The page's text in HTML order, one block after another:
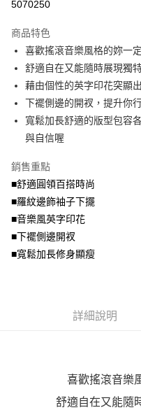
1.本服務由台灣大哥大提供，台
流程，驗證手機門號後，選擇欲
成交易。
3.實際核准額度、可分期數及費
4.訂單成立30分鐘內，如未前往
法說明評估內容。
【繳款方式說明】
1.分期款項不併入電信帳單，「
醒簡訊。
2.透過簡訊連結打開帳單後，可
【注意事項】
1.本服務係由「台灣大哥大股份
用戶於交易時，得透過本服務購
買賣價金債權讓與本公司後，依
資料（包含姓名、電話或地址）
由本公司與您本人進行分期帳單
【關於「AFTEE先享後付」】
AFTEE先享後付是「在收到商品
便利好安心！
１．簡單：不需註冊會員、不需
２．便利：只要手機號碼，簡訊
３．安心：先確認商品／服務後
【「AFTEE先享後付」結帳流程
１．於結帳方式選擇「AFTEE先
３．收到繳費通知簡訊後14天內
ATM／網路銀行／等多元方式進
※ 請注意：結帳手續完成當下不
購買商品的店家。未經商家同意
後付繳納相關費用。
※ 交易是否成功請以「AFTEE先
是否繳費成功／繳費後需取消欲
客戶支援中心」 https://
易，需依本服務之必要範圍內提
權轉讓予恩沛科技股份有限公司。
「AFTEE先享後付」，若未經同
４．使用「AFTEE先享後付」時
ATM付款
全家取貨付款
每筆NT$70，滿NT$699(含以
付款後全家取貨
每筆NT$70，滿NT$699(含以
7-11取貨付款
每筆NT$70，滿NT$799(含以
付款後7-11取貨
每筆NT$70，滿NT$699(含以
5070250
商品特色
喜歡搖滾音樂風格的妳一
舒適自在又能隨時展現獨
藉由個性的英字印花突顯
下襬側邊的開衩，提升你
寬鬆加長舒適的版型包容
與自信喔
銷售重點
■舒適圓領百搭時尚
■羅紋邊飾袖子下擺
■音樂風英字印花
■下襬側邊開衩
■寬鬆加長修身顯瘦
詳細說明
喜歡搖滾音樂
舒適自在又能隨